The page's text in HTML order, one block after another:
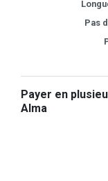
Pas
Payer en
Alma